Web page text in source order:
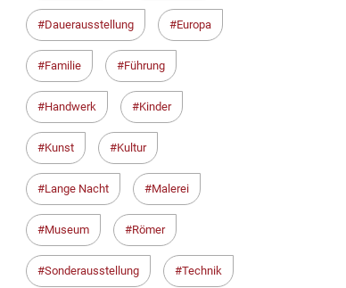
Dauerausstellung Europa
Familie Führung
Handwerk Kinder
Kunst Kultur
Lange Nacht Malerei
Museum Römer
Sonderausstellung Technik